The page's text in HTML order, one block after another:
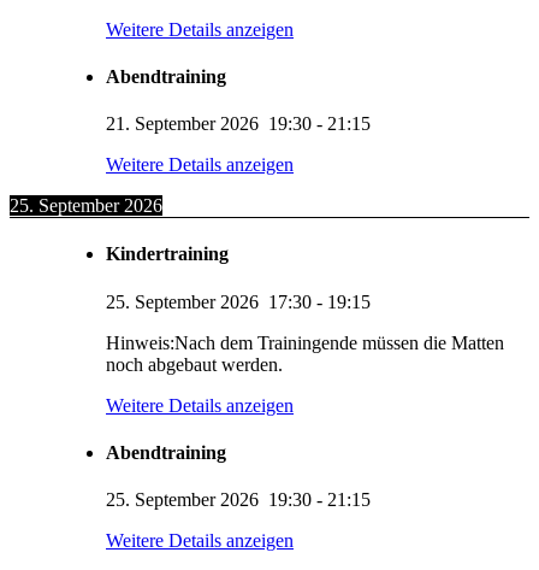
Weitere Details anzeigen
Abendtraining
21. September 2026 19:30 - 21:15
Weitere Details anzeigen
25. September 2026
Kindertraining
25. September 2026 17:30 - 19:15
Hinweis:Nach dem Trainingende müssen die Matten
noch abgebaut werden.
Weitere Details anzeigen
Abendtraining
25. September 2026 19:30 - 21:15
Weitere Details anzeigen